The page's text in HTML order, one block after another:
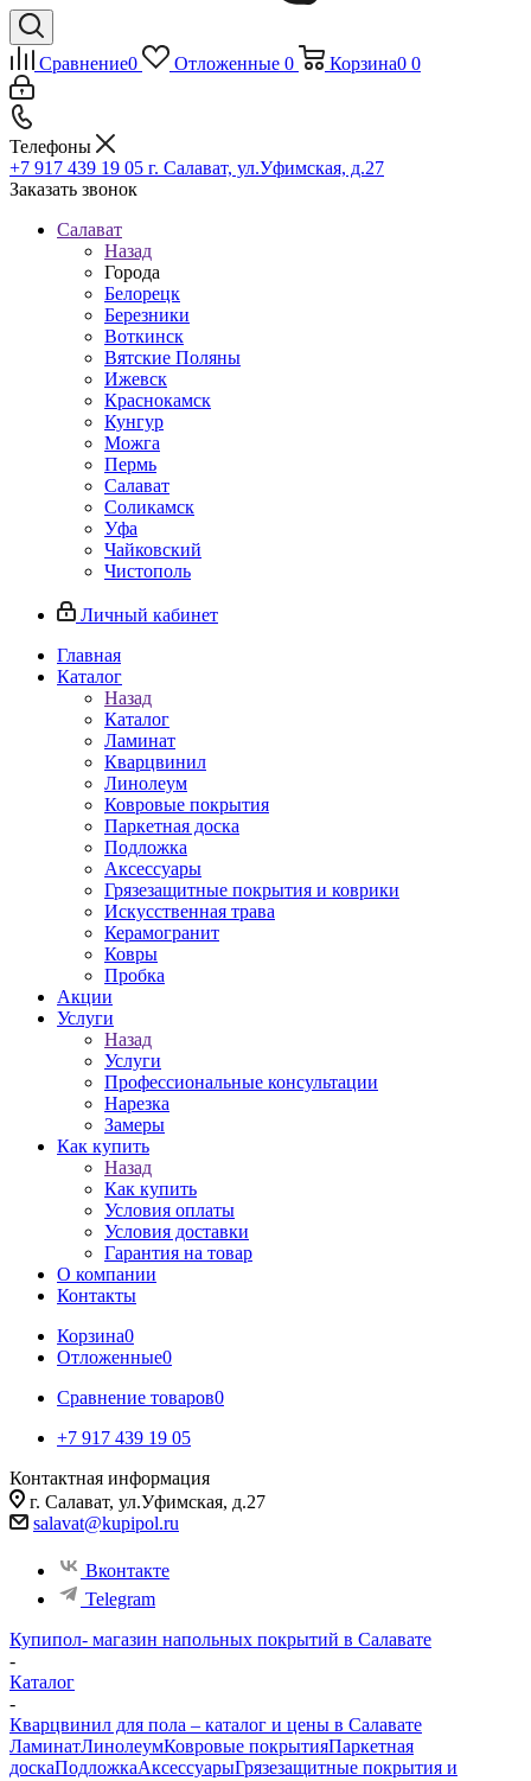
Сравнение0 Отложенные 0 Корзина0 0
Телефоны
+7 917 439 19 05 г. Салават, ул.Уфимская, д.27
Заказать звонок
Салават
Назад
Города
Белорецк
Березники
Воткинск
Вятские Поляны
Ижевск
Краснокамск
Кунгур
Можга
Пермь
Салават
Соликамск
Уфа
Чайковский
Чистополь
Личный кабинет
Главная
Каталог
Назад
Каталог
Ламинат
Кварцвинил
Линолеум
Ковровые покрытия
Паркетная доска
Подложка
Аксессуары
Грязезащитные покрытия и коврики
Искусственная трава
Керамогранит
Ковры
Пробка
Акции
Услуги
Назад
Услуги
Профессиональные консультации
Нарезка
Замеры
Как купить
Назад
Как купить
Условия оплаты
Условия доставки
Гарантия на товар
О компании
Контакты
Корзина0
Отложенные0
Сравнение товаров0
+7 917 439 19 05
Контактная информация
г. Салават, ул.Уфимская, д.27
salavat@kupipol.ru
Вконтакте
Telegram
Купипол- магазин напольных покрытий в Салавате
-
Каталог
-
Кварцвинил для пола – каталог и цены в Салавате
ЛаминатЛинолеумКовровые покрытияПаркетная
доскаПодложкаАксессуарыГрязезащитные покрытия и